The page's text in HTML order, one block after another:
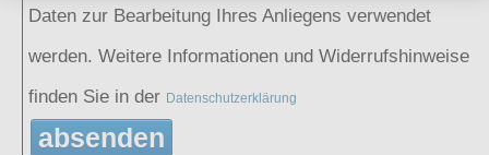
Daten zur Bearbeitung Ihres Anliegens verwendet
werden. Weitere Informationen und Widerrufshinweise
finden Sie in der Datenschutzerklärung
absenden